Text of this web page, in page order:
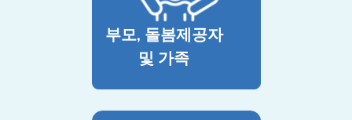
부모, 돌봄제공자
및 가족